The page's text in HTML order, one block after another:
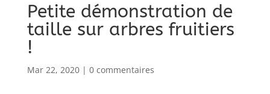
Petite démonstration de
taille sur arbres fruitiers
!
Mar 22, 2020| 0 commentaires